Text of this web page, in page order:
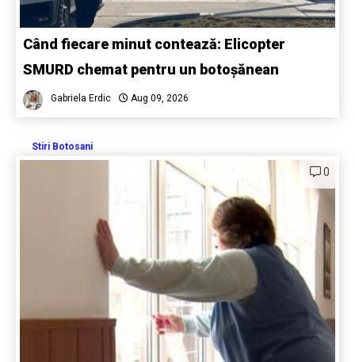
Când fiecare minut contează: Elicopter
SMURD chemat pentru un botoșănean
Gabriela Erdic Aug 09, 2026
Stiri Botosani
0